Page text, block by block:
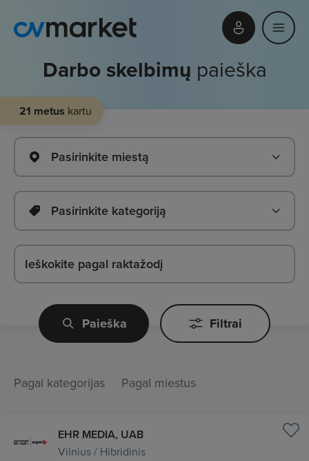
Darbo skelbimų paieška
21 metus kartu
Pasirinkite miestą
Pasirinkite kategoriją
Paieška Filtrai
Pagal kategorijas Pagal miestus
EHR MEDIA, UAB
Vilnius / Hibridinis